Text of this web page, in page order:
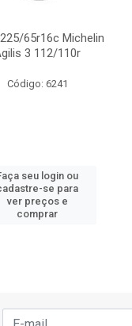
65r16c Michelin
3 112/110r
Código: 6241
seu login ou
se para
ver preços e
comprar